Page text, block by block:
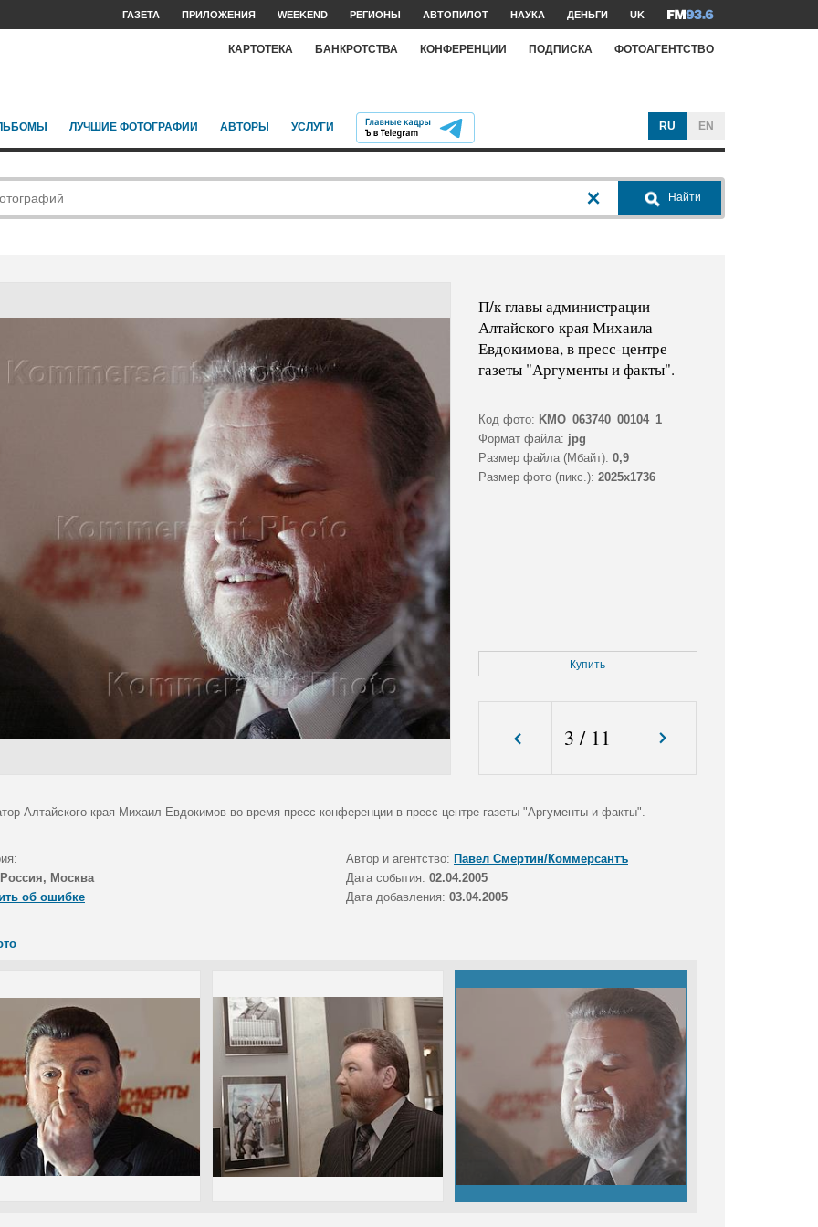
ГАЗЕТА ПРИЛОЖЕНИЯ WEEKEND РЕГИОНЫ АВТОПИЛОТ НАУКА ДЕНЬГИ UK
КАРТОТЕКА БАНКРОТСТВА КОНФЕРЕНЦИИ ПОДПИСКА ФОТОАГЕНТСТВО
ЛУЧШИЕ ФОТОГРАФИИ АВТОРЫ УСЛУГИ RU EN
Найти
П/к главы администрации
Алтайского края Михаила
Евдокимова, в пресс-центре
газеты "Аргументы и факты".
Код фото: KMO_063740_00104_1
Формат файла: jpg
Размер файла (Мбайт): 0,9
Размер фото (пикс.): 2025x1736
Купить
3 / 11
Алтайского края Михаил Евдокимов во время пресс-конференции в пресс-центре газеты "Аргументы и факты".
Автор и агентство: Павел Смертин/Коммерсантъ
Россия, Москва Дата события: 02.04.2005
об ошибке
Дата добавления: 03.04.2005